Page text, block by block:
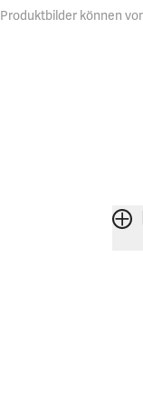
Produktbilder können